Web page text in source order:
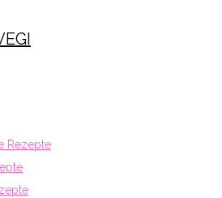
Rezepte